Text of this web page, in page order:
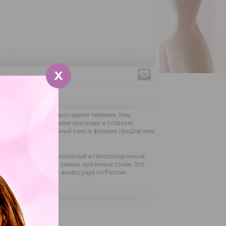
Значит — пришло время перемен. Наш
наполнить секс новыми красками и позволят
вагинальный секс в феерию, предлагаем
абсолютно безопасный и гипоаллергенный.
задевая самые эрогенные точки. Это
доставка аксессуара по России.